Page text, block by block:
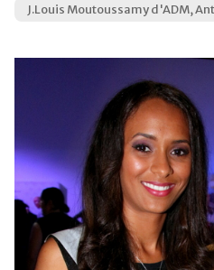
J.Louis Moutoussamy d'ADM,